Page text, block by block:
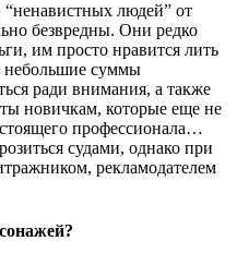
“ненавистных людей” от
безвредны. Они редко
им просто нравится лить
небольшие суммы
ради внимания, а также
новичкам, которые еще не
профессионала…
судами, однако при
рекламодателем